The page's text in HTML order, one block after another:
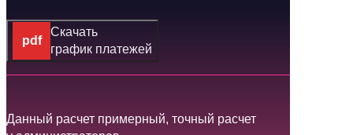
Данный расчет примерный, точный расчет
Скачать
график платежей